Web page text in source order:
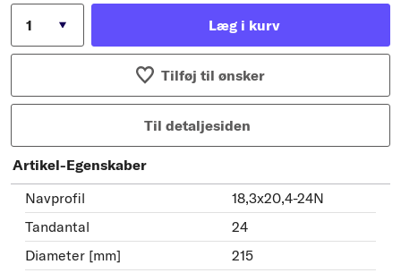
Læg i kurv
Tilføj til ønsker
Til detaljesiden
Artikel-Egenskaber
Navprofil
18,3x20,4-24N
Tandantal
24
Diameter [mm]
215